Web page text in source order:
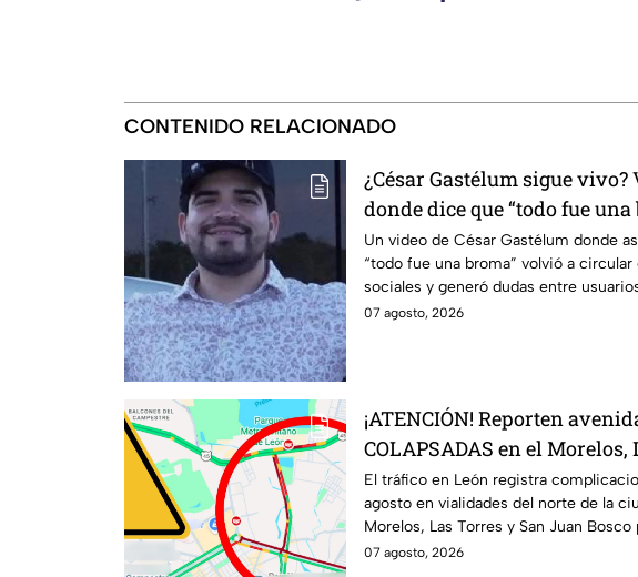
CONTENIDO RELACIONADO
¿César Gastélum sigue vivo?
donde dice que “todo fue una
VIRALIZA en redes; esto se
Un video de César Gastélum donde
“todo fue una broma” volvió a circular
sociales y generó dudas entre
07 agosto, 2026
¡ATENCIÓN! Reporten
COLAPSADAS en el Morelos,
y San Juan Bosco, en León
agosto ¿Qué pasó?
El tráfico en León registra
agosto en vialidades del norte de la
Morelos, Las Torres y San Juan Bosco
congestionamiento.
07 agosto, 2026